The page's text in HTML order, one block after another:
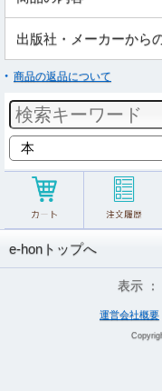
出版社・メーカーから
商品の返品について
e-honトップへ
表示 ：
運営会社概要